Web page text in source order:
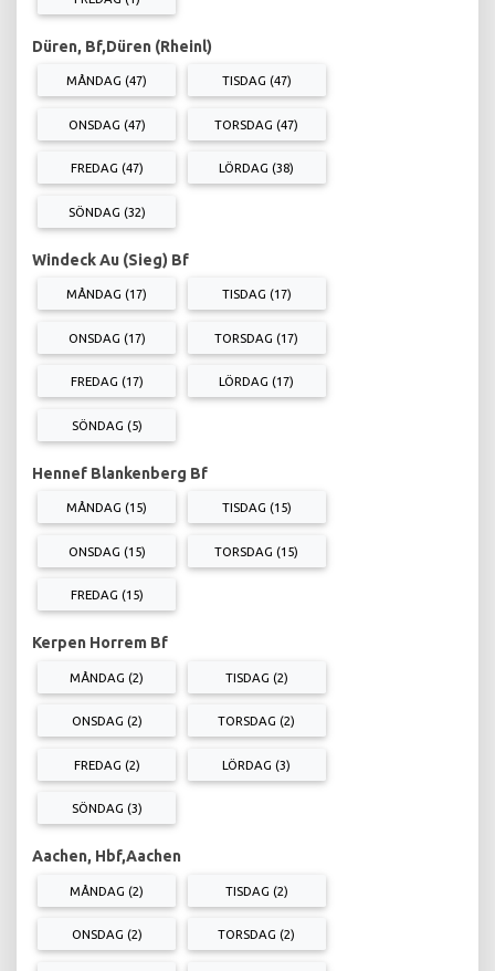
Düren, Bf,Düren (Rheinl)
MÅNDAG (47) TISDAG (47)
ONSDAG (47) TORSDAG (47)
FREDAG (47) LÖRDAG (38)
SÖNDAG (32)
Windeck Au (Sieg) Bf
MÅNDAG (17) TISDAG (17)
ONSDAG (17) TORSDAG (17)
FREDAG (17) LÖRDAG (17)
SÖNDAG (5)
Hennef Blankenberg Bf
MÅNDAG (15) TISDAG (15)
ONSDAG (15) TORSDAG (15)
FREDAG (15)
Kerpen Horrem Bf
MÅNDAG (2) TISDAG (2)
ONSDAG (2) TORSDAG (2)
FREDAG (2) LÖRDAG (3)
SÖNDAG (3)
Aachen, Hbf,Aachen
MÅNDAG (2) TISDAG (2)
ONSDAG (2) TORSDAG (2)